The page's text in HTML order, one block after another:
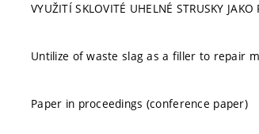
VYUŽITÍ SKLOVITÉ UHELNÉ STRUSKY
Untilize of waste slag as a filler to repair
Paper in proceedings (conference paper)